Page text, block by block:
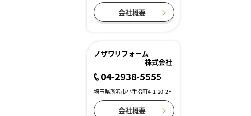
会社概要
ノザワリフォーム
株式会社
04-2938-5555
埼玉県所沢市小手指町4-1-20-2F
会社概要